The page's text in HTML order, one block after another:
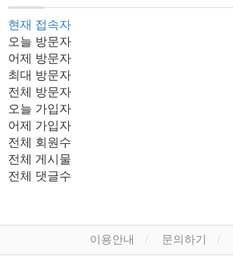
현재 접속자
오늘 방문자
어제 방문자
최대 방문자
전체 방문자
오늘 가입자
어제 가입자
전체 회원수
전체 게시물
전체 댓글수
이용안내 문의하기